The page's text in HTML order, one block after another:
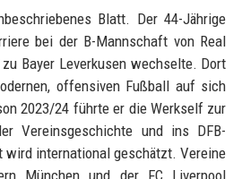
Blatt. Der 44-Jährige
bei der B-Mannschaft von Real
Bayer Leverkusen wechselte. Dort
offensiven Fußball auf sich
2023/24 führte er die Werkself zur
Vereinsgeschichte und ins DFB-
wird international geschätzt. Vereine
München und der FC Liverpool